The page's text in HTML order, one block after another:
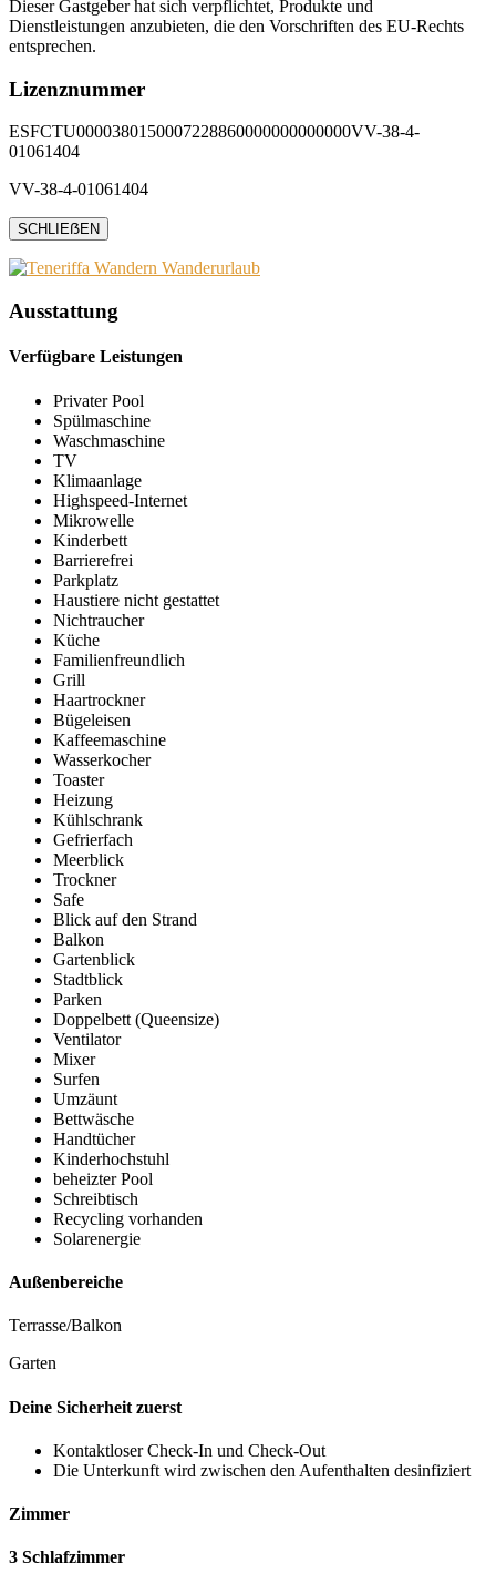
Dieser Gastgeber hat sich verpflichtet, Produkte und
Dienstleistungen anzubieten, die den Vorschriften des EU-Rechts
entsprechen.
Lizenznummer
ESFCTU0000380150007228860000000000000VV-38-4-
01061404
VV-38-4-01061404
SCHLIEẞEN
Ausstattung
Verfügbare Leistungen
Privater Pool
Spülmaschine
Waschmaschine
TV
Klimaanlage
Highspeed-Internet
Mikrowelle
Kinderbett
Barrierefrei
Parkplatz
Haustiere nicht gestattet
Nichtraucher
Küche
Familienfreundlich
Grill
Haartrockner
Bügeleisen
Kaffeemaschine
Wasserkocher
Toaster
Heizung
Kühlschrank
Gefrierfach
Meerblick
Trockner
Safe
Blick auf den Strand
Balkon
Gartenblick
Stadtblick
Parken
Doppelbett (Queensize)
Ventilator
Mixer
Surfen
Umzäunt
Bettwäsche
Handtücher
Kinderhochstuhl
beheizter Pool
Schreibtisch
Recycling vorhanden
Solarenergie
Außenbereiche
Terrasse/Balkon
Garten
Deine Sicherheit zuerst
Kontaktloser Check-In und Check-Out
Die Unterkunft wird zwischen den Aufenthalten desinfiziert
Zimmer
3 Schlafzimmer